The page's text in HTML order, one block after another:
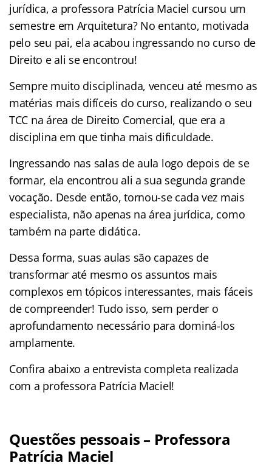
jurídica, a professora Patrícia Maciel cursou um
semestre em Arquitetura? No entanto, motivada
pelo seu pai, ela acabou ingressando no curso de
Direito e ali se encontrou!
Sempre muito disciplinada, venceu até mesmo as
matérias mais difíceis do curso, realizando o seu
TCC na área de Direito Comercial, que era a
disciplina em que tinha mais dificuldade.
Ingressando nas salas de aula logo depois de se
formar, ela encontrou ali a sua segunda grande
vocação. Desde então, tornou-se cada vez mais
especialista, não apenas na área jurídica, como
também na parte didática.
Dessa forma, suas aulas são capazes de
transformar até mesmo os assuntos mais
complexos em tópicos interessantes, mais fáceis
de compreender! Tudo isso, sem perder o
aprofundamento necessário para dominá-los
amplamente.
Confira abaixo a entrevista completa realizada
com a professora Patrícia Maciel!
Questões pessoais – Professora
Patrícia Maciel